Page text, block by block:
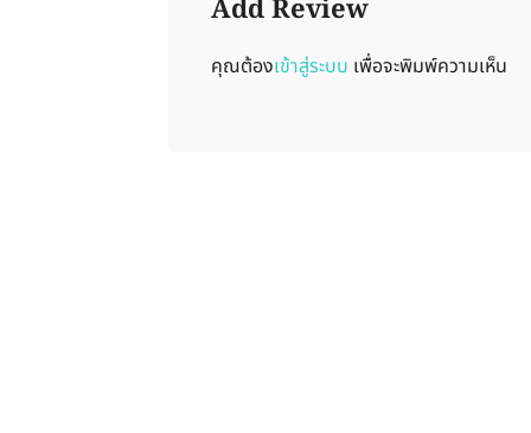
Add Review
คุณต้องเข้าสู่ระบบ เพื่อจะพิมพ์ความเห็น